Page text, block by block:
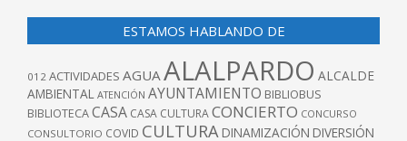
ESTAMOS HABLANDO DE
012 ACTIVIDADES AGUAALALPARDO ALCALDE
AMBIENTAL ATENCIÓN AYUNTAMIENTO BIBLIOBUS
BIBLIOTECACASA CASA CULTURACONCIERTO CONCURSO
CONSULTORIO COVID CULTURA DINAMIZACIÓN DIVERSIÓN